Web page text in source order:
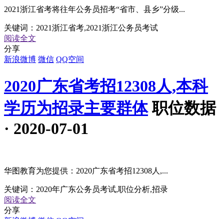
2021浙江省考将往年公务员招考“省市、县乡”分级...
关键词： 2021浙江省考,2021浙江公务员考试
阅读全文
分享
新浪微博 微信 QQ空间
2020广东省考招12308人,本科
学历为招录主要群体 职位数据
· 2020-07-01
华图教育为您提供：2020广东省考招12308人,...
关键词： 2020年广东公务员考试,职位分析,招录
阅读全文
分享